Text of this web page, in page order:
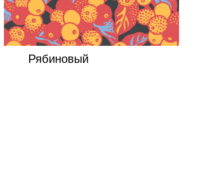
Рябиновый